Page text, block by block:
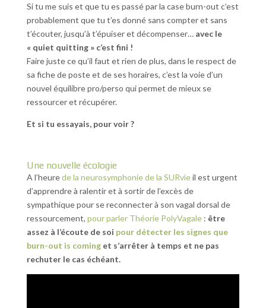
Si tu me suis et que tu es passé par la case burn-out c’est
probablement que tu t’es donné sans compter et sans
t’écouter, jusqu’à t’épuiser et décompenser… avec le
« quiet quitting » c’est fini !
Faire juste ce qu’il faut et rien de plus, dans le respect de
sa fiche de poste et de ses horaires, c’est la voie d’un
nouvel équilibre pro/perso qui permet de mieux se
ressourcer et récupérer.
Et si tu essayais, pour voir ?
Une nouvelle écologie
A l’heurede la neurosymphonie de la SURvieil est urgent
d’apprendre à ralentir et à sortir de l’excès de
sympathique pour se reconnecter à son vagal dorsal de
ressourcement, pour parler Théorie PolyVagale: être
assez à l’écoute de soi pour détecter les signes que
burn-out is cominget s’arrêter à temps et ne pas
rechuter le cas échéant.